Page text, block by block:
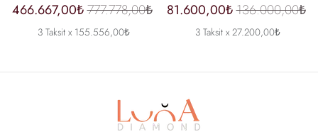
466.667,00₺777.778,00₺
3 Taksit x 155.556,00₺
81.600,00₺136.000,00₺
3 Taksit x 27.200,00₺